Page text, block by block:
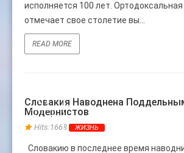
исполняется 100 лет. Ортодоксальная
отмечает свое столетие вы...
READ MORE
Словакия Наводнена
Модернистов
Hits:1668 ЖИЗНЬ
Словакию в последнее время
01
МАЯ